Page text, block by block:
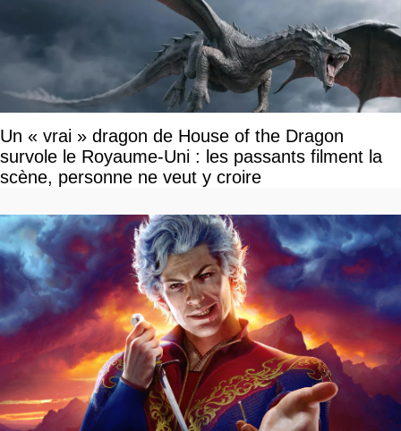
Un « vrai » dragon de House of the Dragon
survole le Royaume-Uni : les passants filment la
scène, personne ne veut y croire